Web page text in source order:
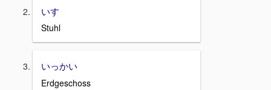
いす
Stuhl
いっかい
Erdgeschoss